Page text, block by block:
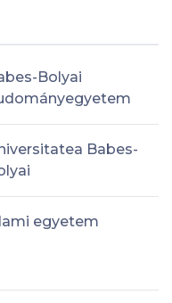
Bolyai
Babes-
egyetem